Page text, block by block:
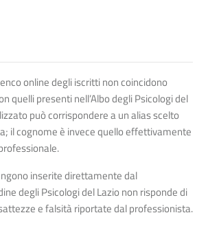
online degli iscritti non coincidono
quelli presenti nell’Albo degli Psicologi del
può corrispondere a un alias scelto
il cognome è invece quello effettivamente
inserite direttamente dal
degli Psicologi del Lazio non risponde di
e falsità riportate dal professionista.